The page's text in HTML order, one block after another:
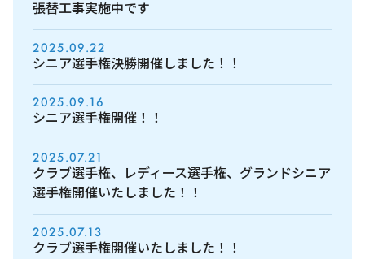
張替工事実施中です
2025.09.22
シニア選手権決勝開催しました！！
2025.09.16
シニア選手権開催！！
2025.07.21
クラブ選手権、レディース選手権、グランドシニア
選手権開催いたしました！！
2025.07.13
クラブ選手権開催いたしました！！